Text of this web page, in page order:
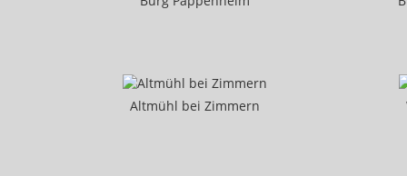
Altmühl bei Zimmern